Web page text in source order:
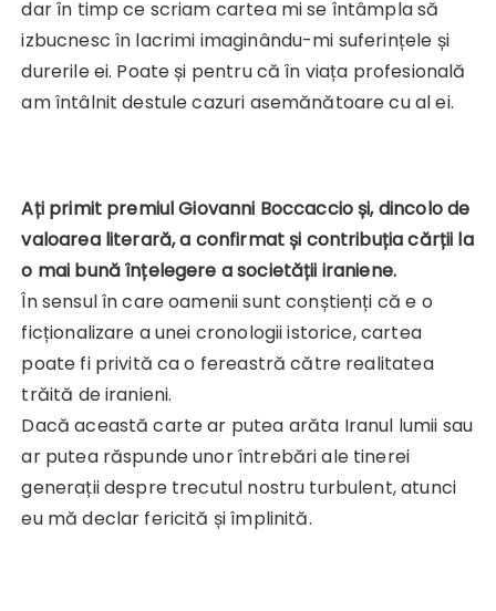
dar în timp ce scriam cartea mi se întâmpla să
izbucnesc în lacrimi imaginându-mi suferințele și
durerile ei. Poate și pentru că în viața profesională
am întâlnit destule cazuri asemănătoare cu al ei.
Ați primit premiul Giovanni Boccaccio și, dincolo de
valoarea literară, a confirmat și contribuția cărții la
o mai bună înțelegere a societății iraniene.
În sensul în care oamenii sunt conștienți că e o
ficționalizare a unei cronologii istorice, cartea
poate fi privită ca o fereastră către realitatea
trăită de iranieni.
Dacă această carte ar putea arăta Iranul lumii sau
ar putea răspunde unor întrebări ale tinerei
generații despre trecutul nostru turbulent, atunci
eu mă declar fericită și împlinită.